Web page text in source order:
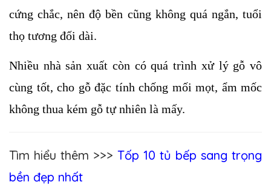
cứng chắc, nên độ bền cũng không quá ngắn, tuổi
thọ tương đối dài.
Nhiều nhà sản xuất còn có quá trình xử lý gỗ vô
cùng tốt, cho gỗ đặc tính chống mối mọt, ẩm mốc
không thua kém gỗ tự nhiên là mấy.
Tìm hiểu thêm >>> Tốp 10 tủ bếp sang trọng
bền đẹp nhất